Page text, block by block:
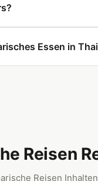
Essen in
Reisen
Reisen Inhalten